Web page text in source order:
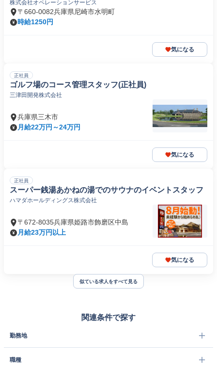
株式会社オペレーションサービス
〒660-0082兵庫県尼崎市水明町
時給1250円
気になる
正社員
ゴルフ場のコース管理スタッフ(正社員)
三津田開発株式会社
兵庫県三木市
月給22万円～24万円
気になる
正社員
スーパー銭湯あかねの湯でのサウナのイベントスタッフ
ハマダホールディングス株式会社
〒672-8035兵庫県姫路市飾磨区中島
月給23万円以上
気になる
似ている求人をすべて見る
関連条件で探す
勤務地
職種